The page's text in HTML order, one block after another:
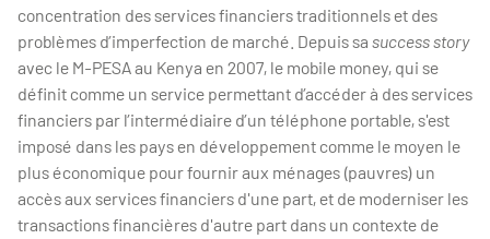
concentration des services financiers traditionnels et des
problèmes d’imperfection de marché. Depuis sa success story
avec le M-PESA au Kenya en 2007, le mobile money, qui se
définit comme un service permettant d’accéder à des services
financiers par l’intermédiaire d’un téléphone portable, s'est
imposé dans les pays en développement comme le moyen le
plus économique pour fournir aux ménages (pauvres) un
accès aux services financiers d'une part, et de moderniser les
transactions financières d'autre part dans un contexte de